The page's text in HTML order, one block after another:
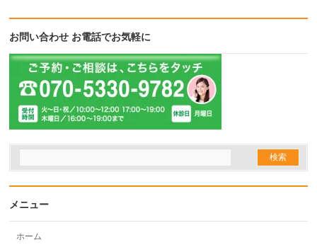
お問い合わせ お電話でお気軽に
メニュー
ホーム